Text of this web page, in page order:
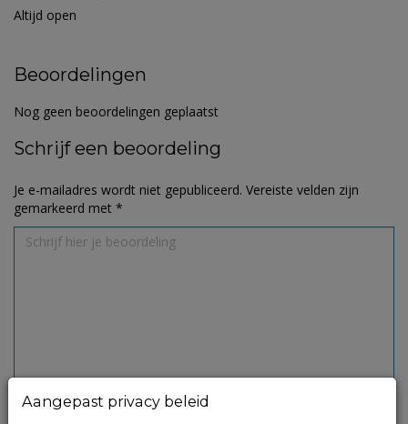
Altijd open
Beoordelingen
Nog geen beoordelingen geplaatst
Schrijf een beoordeling
Je e-mailadres wordt niet gepubliceerd. Vereiste velden zijn
gemarkeerd met *
Aangepast privacy beleid